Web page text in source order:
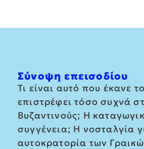
Σύνοψη επεισοδίου
Τι είναι αυτό που έκανε
επιστρέφει τόσο συχνά
Βυζαντινούς; Η
συγγένεια; Η νοσταλγία
αυτοκρατορία των